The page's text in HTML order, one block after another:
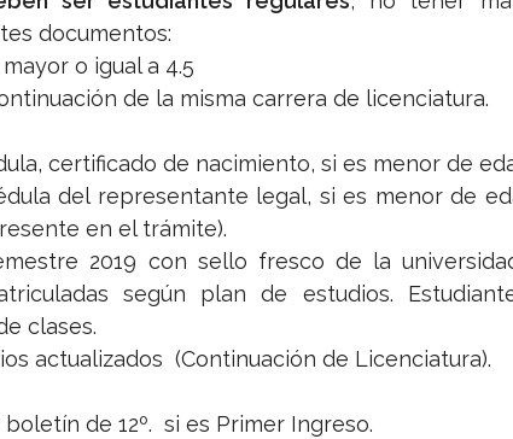
documentos:
o igual a 4.5
de la misma carrera de licenciatura.
certificado de nacimiento, si es menor de
del representante legal, si es menor de
en el trámite).
2019 con sello fresco de la
según plan de estudios.
clases.
actualizados (Continuación de Licenciatura).
de 12º. si es Primer Ingreso.